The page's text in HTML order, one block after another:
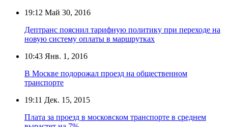
19:12 Май 30, 2016
Дептранс пояснил тарифную политику при переходе на
новую систему оплаты в маршрутках
10:43 Янв. 1, 2016
В Москве подорожал проезд на общественном
транспорте
19:11 Дек. 15, 2015
Плата за проезд в московском транспорте в среднем